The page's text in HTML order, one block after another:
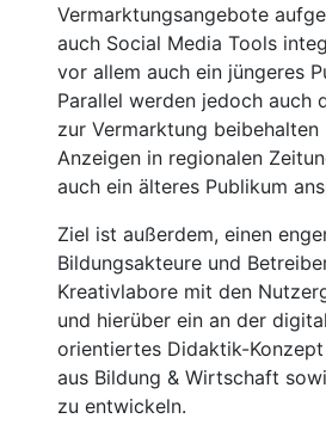
Vermarktungsangebote
auch Social Media Tools
vor allem auch ein jüngeres
Parallel werden jedoch auch
zur Vermarktung beibehalten
Anzeigen in regionalen
auch ein älteres Publikum
Ziel ist außerdem, einen
Bildungsakteure und
Kreativlabore mit den
und hierüber ein an der
orientiertes Didaktik-
aus Bildung & Wirtschaft
zu entwickeln.